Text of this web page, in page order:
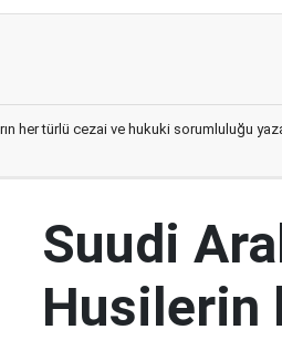
her türlü cezai ve hukuki sorumluluğu
Suudi
Husilerin